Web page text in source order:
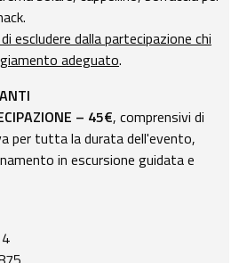
escludere dalla partecipazione chi
adeguato.
– 45€, comprensivi di
per tutta la durata dell'evento,
in escursione guidata e